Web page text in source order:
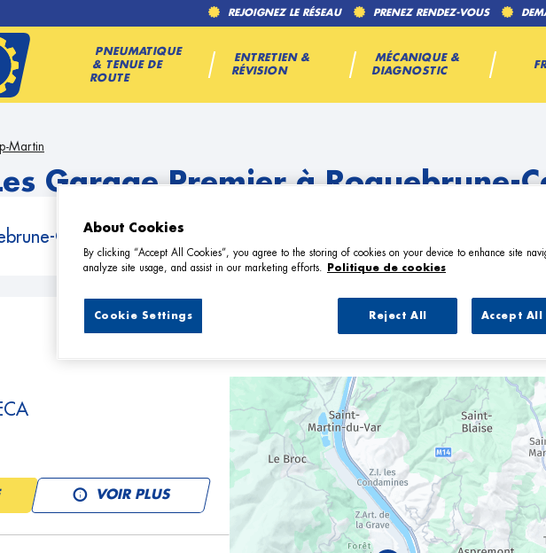
REJOIGNEZ LE RÉSEAU PRENEZ RENDEZ-VOUS
PNEUMATIQUE
& TENUE DE
ROUTE
ENTRETIEN &
RÉVISION
MÉCANIQUE &
DIAGNOSTIC
Martin
Garage Premier à Roquebrune-
Cap-Martin
6 Garage Premier à Roquebrune-Cap-
VOIR PLUS
About Cookies
By clicking “Accept All Cookies”, you agree to the storing of cookies on your device to enhance site
analyze site usage, and assist in our marketing efforts.
Politique de cookies
Reject All Accept All
Cookie Settings